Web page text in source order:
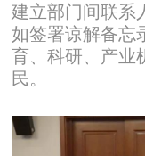
建立部门间联系
如签署谅解备忘
育、科研、产业
民。